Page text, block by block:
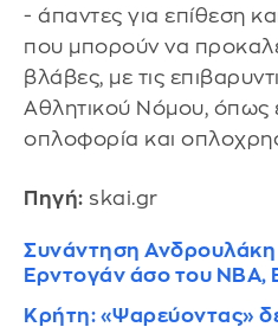
- άπαντες για επίθεση
που μπορούν να
βλάβες, με τις
Αθλητικού Νόμου, όπως
οπλοφορία και
Πηγή: skai.gr
Συνάντηση Ανδρουλάκη
Ερντογάν άσο του ΝΒΑ,
Κρήτη: «Ψαρεύοντας»